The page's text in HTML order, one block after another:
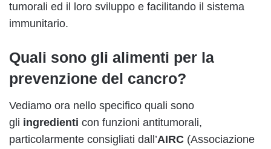
tumorali ed il loro sviluppo e facilitando il sistema
immunitario.
Quali sono gli alimenti per la
prevenzione del cancro?
Vediamo ora nello specifico quali sono
gli ingredienti con funzioni antitumorali,
particolarmente consigliati dall’AIRC (Associazione